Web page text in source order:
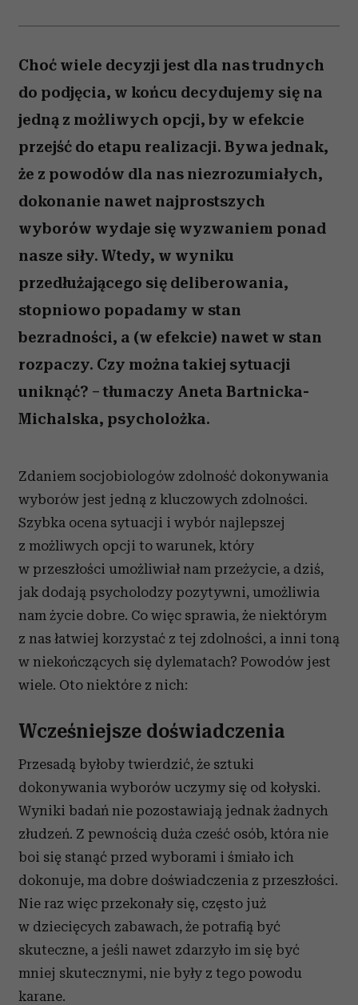
Choć wiele decyzji jest dla nas trudnych
do podjęcia, w końcu decydujemy się na
jedną z możliwych opcji, by w efekcie
przejść do etapu realizacji. Bywa jednak,
że z powodów dla nas niezrozumiałych,
dokonanie nawet najprostszych
wyborów wydaje się wyzwaniem ponad
nasze siły. Wtedy, w wyniku
przedłużającego się deliberowania,
stopniowo popadamy w stan
bezradności, a (w efekcie) nawet w stan
rozpaczy. Czy można takiej sytuacji
uniknąć? – tłumaczy Aneta Bartnicka-
Michalska, psycholożka.
Zdaniem socjobiologów zdolność dokonywania
wyborów jest jedną z kluczowych zdolności.
Szybka ocena sytuacji i wybór najlepszej
z możliwych opcji to warunek, który
w przeszłości umożliwiał nam przeżycie, a dziś,
jak dodają psycholodzy pozytywni, umożliwia
nam życie dobre. Co więc sprawia, że niektórym
z nas łatwiej korzystać z tej zdolności, a inni toną
w niekończących się dylematach? Powodów jest
wiele. Oto niektóre z nich:
Wcześniejsze doświadczenia
Przesadą byłoby twierdzić, że sztuki
dokonywania wyborów uczymy się od kołyski.
Wyniki badań nie pozostawiają jednak żadnych
złudzeń. Z pewnością duża cześć osób, która nie
boi się stanąć przed wyborami i śmiało ich
dokonuje, ma dobre doświadczenia z przeszłości.
Nie raz więc przekonały się, często już
w dziecięcych zabawach, że potrafią być
skuteczne, a jeśli nawet zdarzyło im się być
mniej skutecznymi, nie były z tego powodu
karane.